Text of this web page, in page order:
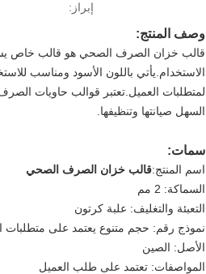
إبراز:
وصف المنتج:
قالب خزان الصرف الصحي هو قالب خاص
الاستخدام.يأتي باللون الأسود ومناسب
لمتطلبات العميل.تعتبر قوالب حاويات
السهل صيانتها وتنظيفها.
سمات:
اسم المنتج:قالب خزان الصرف الصحي
السماكة: 2 مم
التعبئة والتغليف: علبة كرتون
نموذج رقم: حجم متنوع يعتمد على متطلبات
الأصل: الصين
المواصفات: تعتمد على طلب العميل